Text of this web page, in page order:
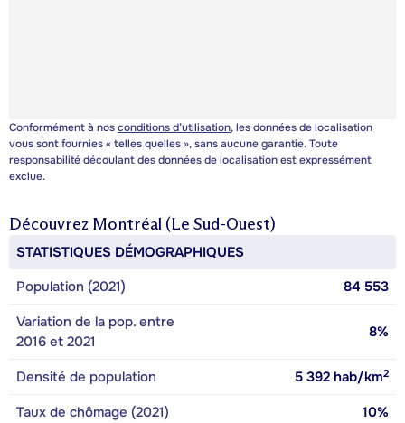
Conformément à nosconditions d’utilisation, les données de localisation
vous sont fournies « telles quelles », sans aucune garantie. Toute
responsabilité découlant des données de localisation est expressément
exclue.
Découvrez Montréal (Le Sud-Ouest)
STATISTIQUES DÉMOGRAPHIQUES
Population (2021)
84 553
Variation de la pop. entre
2016 et 2021
8%
Densité de population 5 392 hab/km2
Taux de chômage (2021) 10%